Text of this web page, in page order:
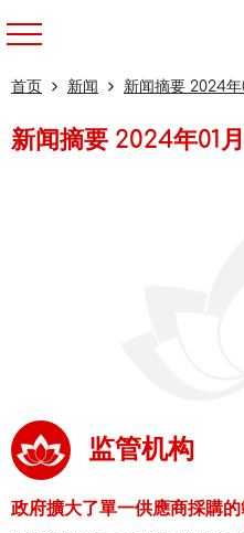
首页 新闻 新闻摘要 2024年
新闻摘要 2024年01
监管机构
政府擴大了單一供應商採購的